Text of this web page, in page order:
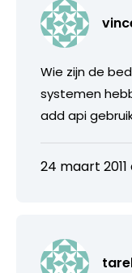
Wie zijn de
systemen
add api
24 maart 2011